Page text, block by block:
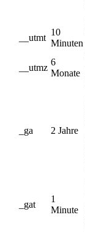
__utmt
10
Minuten
__utmz
6
Monate
_ga 2 Jahre
_gat
1
Minute